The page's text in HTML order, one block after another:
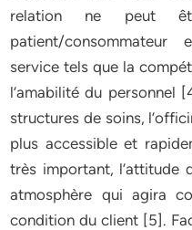
relation ne peut
patient/consommateur
service tels que la
l’amabilité du personnel
structures de soins,
plus accessible et
très important, l’attitude
atmosphère qui agira
condition du client [5].